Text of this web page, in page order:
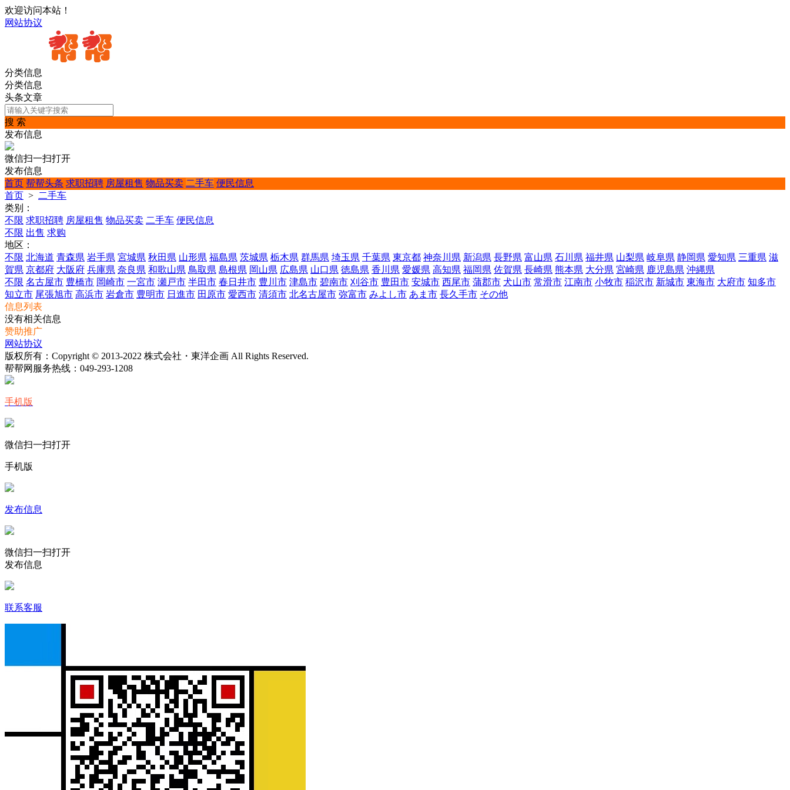
欢迎访问本站！
网站协议
分类信息
分类信息
头条文章
搜 索
发布信息
微信扫一扫打开
发布信息
首页 帮帮头条 求职招聘 房屋租售 物品买卖 二手车 便民信息
首页 > 二手车
类别：
不限 求职招聘 房屋租售 物品买卖 二手车 便民信息
不限 出售 求购
地区：
不限 北海道 青森県 岩手県 宮城県 秋田県 山形県 福島県 茨城県 栃木県 群馬県 埼玉県 千葉県 東京都 神奈川県 新潟県 長野県 富山県 石川県 福井県 山梨県 岐阜県 静岡県 愛知県 三重県 滋
賀県 京都府 大阪府 兵庫県 奈良県 和歌山県 鳥取県 島根県 岡山県 広島県 山口県 徳島県 香川県 愛媛県 高知県 福岡県 佐賀県 長崎県 熊本県 大分県 宮崎県 鹿児島県 沖縄県
不限 名古屋市 豊橋市 岡崎市 一宮市 瀬戸市 半田市 春日井市 豊川市 津島市 碧南市 刈谷市 豊田市 安城市 西尾市 蒲郡市 犬山市 常滑市 江南市 小牧市 稲沢市 新城市 東海市 大府市 知多市
知立市 尾張旭市 高浜市 岩倉市 豊明市 日進市 田原市 愛西市 清須市 北名古屋市 弥富市 みよし市 あま市 長久手市 その他
信息列表
没有相关信息
赞助推广
网站协议
版权所有：Copyright © 2013-2022 株式会社・東洋企画 All Rights Reserved.
帮帮网服务热线： 049-293-1208
手机版
微信扫一扫打开
手机版
发布信息
微信扫一扫打开
发布信息
联系客服